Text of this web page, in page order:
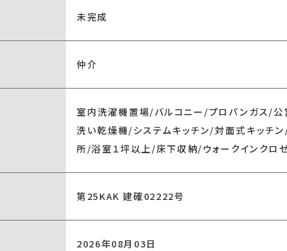
未完成
仲介
室内洗濯機置場/バルコニー/プロパンガス/
洗い乾燥機/システムキッチン/対面式キッチ
所/浴室１坪以上/床下収納/ウォークインクロ
第25KAK 建確02222号
2026年08月03日